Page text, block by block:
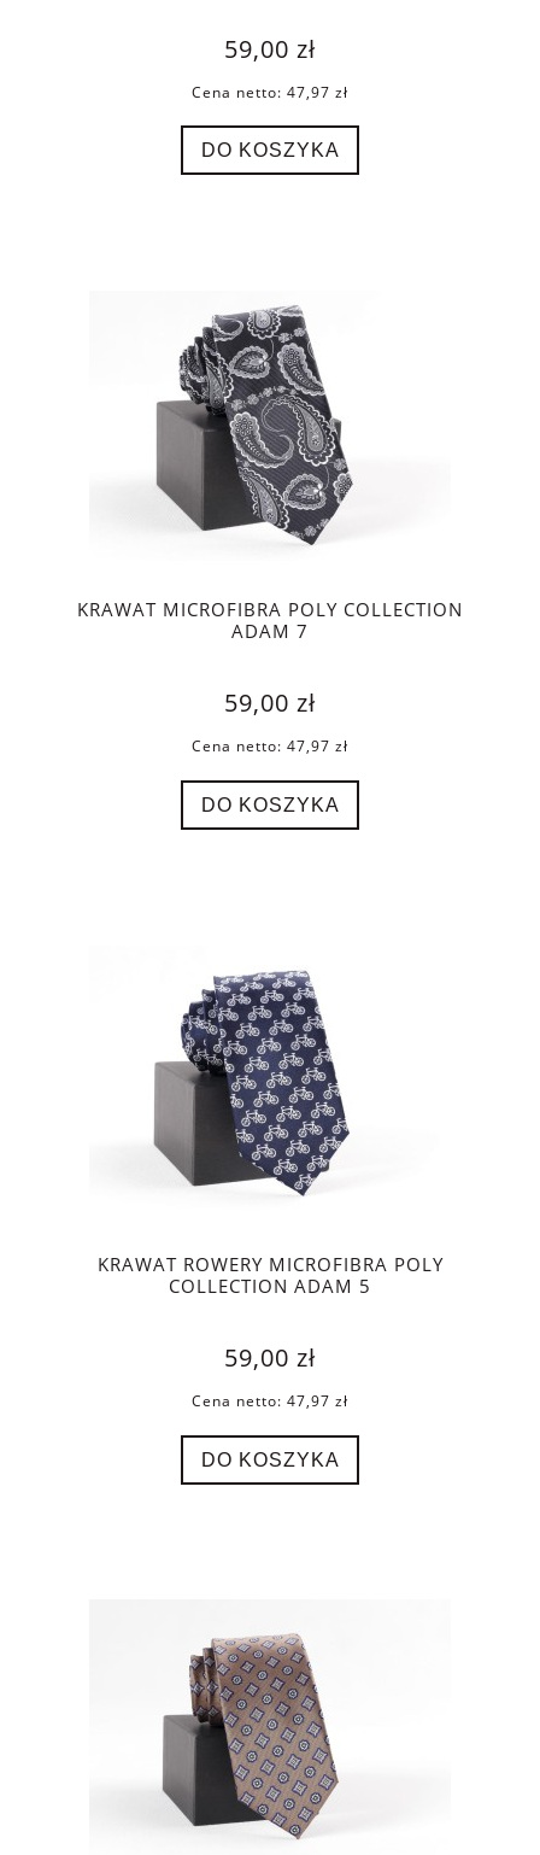
59,00 zł
Cena netto: 47,97 zł
DO KOSZYKA
KRAWAT MICROFIBRA POLY COLLECTION
ADAM 7
59,00 zł
Cena netto: 47,97 zł
DO KOSZYKA
KRAWAT ROWERY MICROFIBRA POLY
COLLECTION ADAM 5
59,00 zł
Cena netto: 47,97 zł
DO KOSZYKA